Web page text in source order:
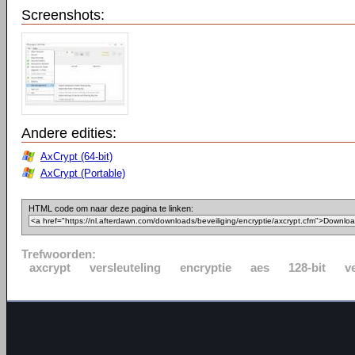
Screenshots:
Andere edities:
AxCrypt (64-bit)
AxCrypt (Portable)
HTML code om naar deze pagina te linken:
Trefwoorden:
axcrypt
versleuteling encryptie aes 128-bit